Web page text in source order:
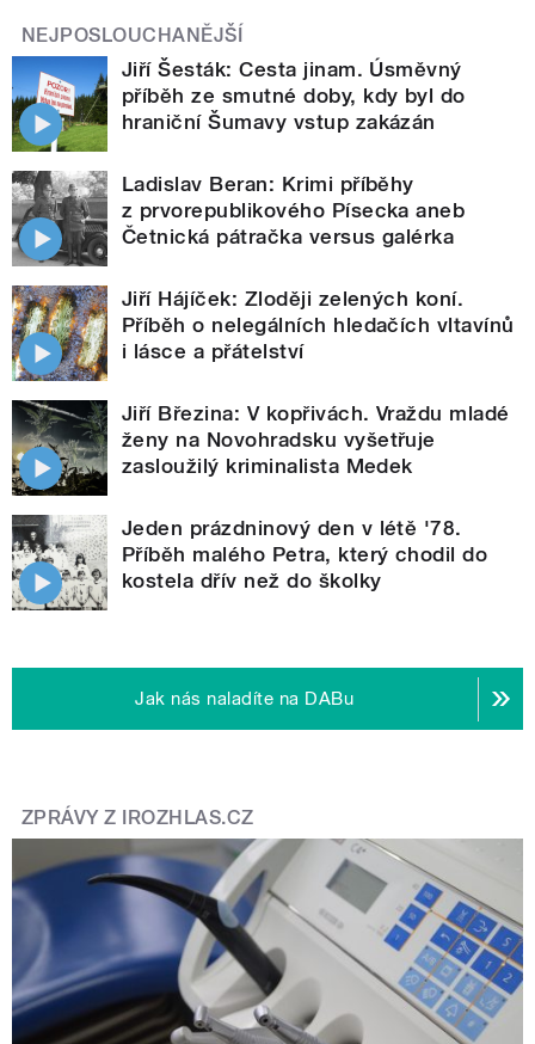
NEJPOSLOUCHANĚJŠÍ
Jiří Šesták: Cesta jinam. Úsměvný
příběh ze smutné doby, kdy byl do
hraniční Šumavy vstup zakázán
Ladislav Beran: Krimi příběhy
z prvorepublikového Písecka aneb
Četnická pátračka versus galérka
Jiří Hájíček: Zloději zelených koní.
Příběh o nelegálních hledačích vltavínů
i lásce a přátelství
Jiří Březina: V kopřivách. Vraždu mladé
ženy na Novohradsku vyšetřuje
zasloužilý kriminalista Medek
Jeden prázdninový den v létě '78.
Příběh malého Petra, který chodil do
kostela dřív než do školky
Jak nás naladíte na DABu
ZPRÁVY Z IROZHLAS.CZ